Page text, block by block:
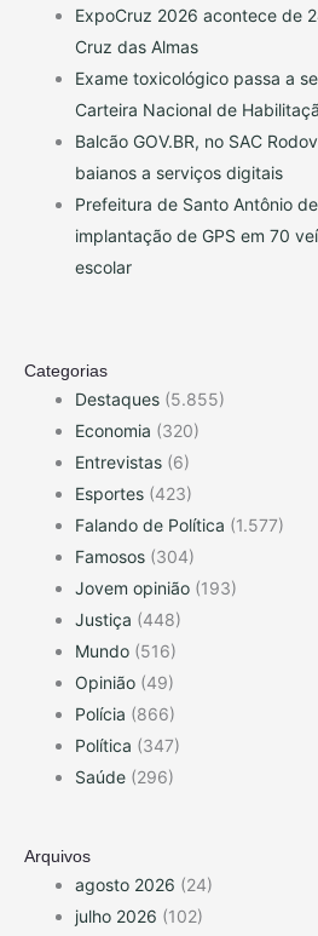
ExpoCruz 2026 acontece de
Cruz das Almas
Exame toxicológico passa a
Carteira Nacional de
Balcão GOV.BR, no SAC
baianos a serviços digitais
Prefeitura de Santo Antônio
implantação de GPS em 70
escolar
Categorias
Destaques (5.855)
Economia (320)
Entrevistas (6)
Esportes (423)
Falando de Política (1.577)
Famosos (304)
Jovem opinião (193)
Justiça (448)
Mundo (516)
Opinião (49)
Polícia (866)
Política (347)
Saúde (296)
Arquivos
agosto 2026 (24)
julho 2026 (102)